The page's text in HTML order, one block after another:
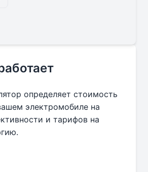
определяет стоимость
электромобиле на
и тарифов на